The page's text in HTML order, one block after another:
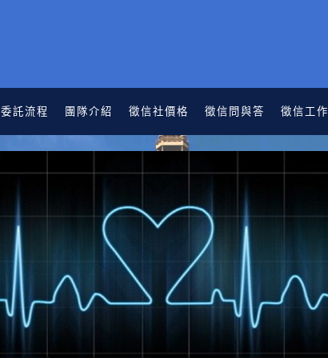
委託流程 團隊介紹 徵信社價格 徵信問與答 徵信工作